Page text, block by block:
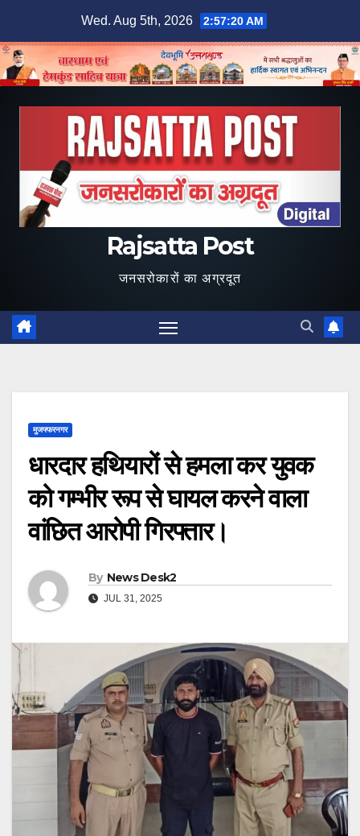
content
Wed. Aug 5th, 2026 2:57:20 AM
Rajsatta Post
जनसरोकारों का अग्रदूत
मुजफ्फरनगर
धारदार हथियारों से हमला कर युवक
को गम्भीर रूप से घायल करने वाला
वांछित आरोपी गिरफ्तार।
By News Desk2
JUL 31, 2025